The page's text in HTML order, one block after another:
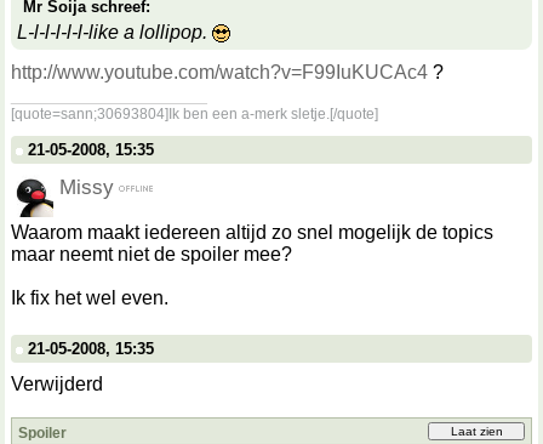
Mr Soija schreef:
L-l-l-l-l-l-like a lollipop.
http://www.youtube.com/watch?v=F99IuKUCAc4 ?
[quote=sann;30693804]Ik ben een a-merk sletje.[/quote]
21-05-2008, 15:35
Missy
Waarom maakt iedereen altijd zo snel mogelijk de topics
maar neemt niet de spoiler mee?
Ik fix het wel even.
21-05-2008, 15:35
Verwijderd
Spoiler